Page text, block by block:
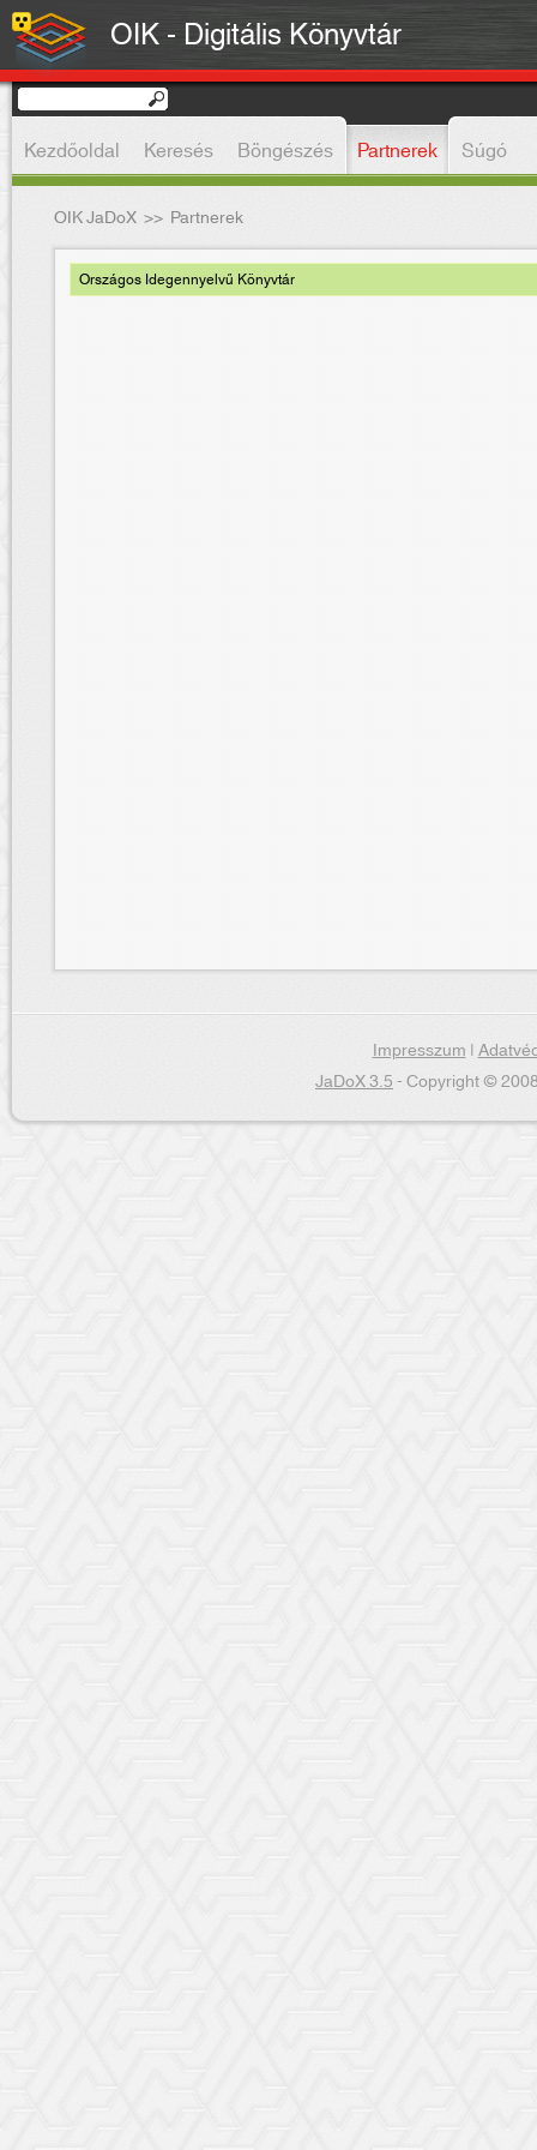
OIK - Digitális Könyvtár
Kezdőoldal Keresés Böngészés Partnerek Súgó
OIK JaDoX >> Partnerek
Országos Idegennyelvű Könyvtár
Impresszum|
JaDoX 3.5- Copyright ©